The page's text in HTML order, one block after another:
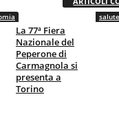
La 77ª Fiera
Nazionale del
Peperone di
Carmagnola si
presenta a
Torino